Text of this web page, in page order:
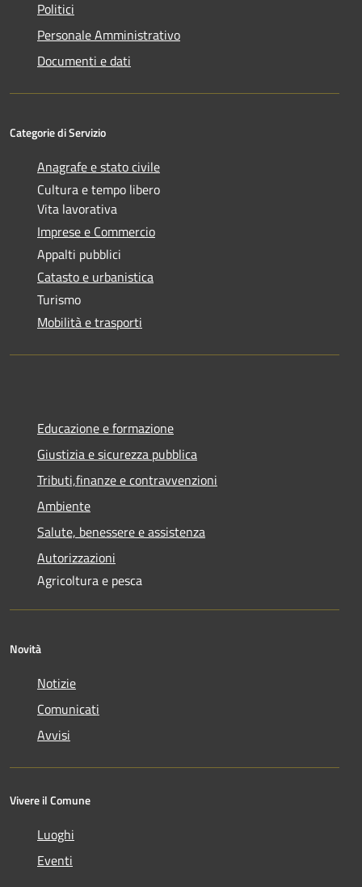
Politici
Personale Amministrativo
Documenti e dati
Categorie di Servizio
Anagrafe e stato civile
Cultura e tempo libero
Vita lavorativa
Imprese e Commercio
Appalti pubblici
Catasto e urbanistica
Turismo
Mobilità e trasporti
Educazione e formazione
Giustizia e sicurezza pubblica
Tributi,finanze e contravvenzioni
Ambiente
Salute, benessere e assistenza
Autorizzazioni
Agricoltura e pesca
Novità
Notizie
Comunicati
Avvisi
Vivere il Comune
Luoghi
Eventi